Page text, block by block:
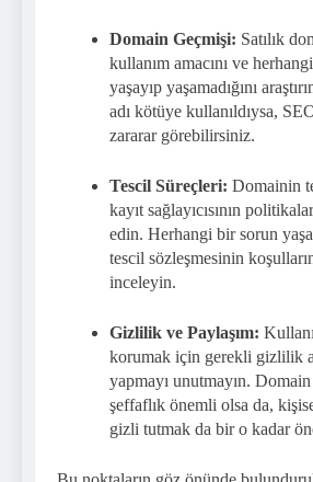
Domain Geçmişi: Satılık
kullanım amacını ve
yaşayıp yaşamadığını
adı kötüye kullanıldıysa,
zararar görebilirsiniz.
Tescil Süreçleri: Domainin
kayıt sağlayıcısının
edin. Herhangi bir sorun
tescil sözleşmesinin
inceleyin.
Gizlilik ve Paylaşım:
korumak için gerekli gizlilik
yapmayı unutmayın. Domain
şeffaflık önemli olsa da,
gizli tutmak da bir o kadar